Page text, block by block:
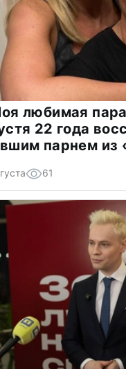
любимая
22 года
парнем
61